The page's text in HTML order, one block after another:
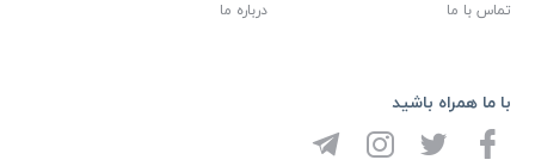
تماس با ما
درباره ما
با ما همراه باشید